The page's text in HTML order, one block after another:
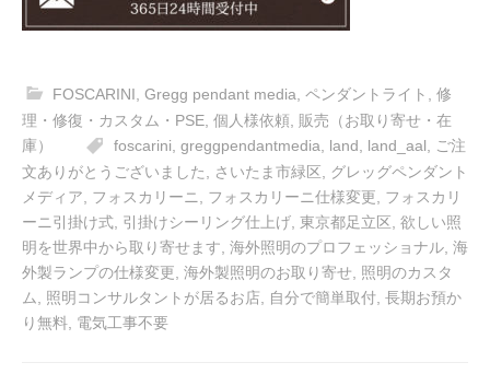
FOSCARINI Gregg pendant media ペンダントライト
修
理・修復・カスタム・PSE 個人様依頼
販売（お取り寄せ・在
庫）
foscarini greggpendantmedia land land_aal
ご注
文ありがとうございました
さいたま市緑区
グレッグペンダント
メディア
フォスカリーニ フォスカリーニ仕様変更
フォスカリ
ーニ引掛け式 引掛けシーリング仕上げ 東京都足立区 欲しい照
明を世界中から取り寄せます 海外照明のプロフェッショナル 海
外製ランプの仕様変更 海外製照明のお取り寄せ
照明のカスタ
ム
照明コンサルタントが居るお店 自分で簡単取付 長期お預か
り無料 電気工事不要